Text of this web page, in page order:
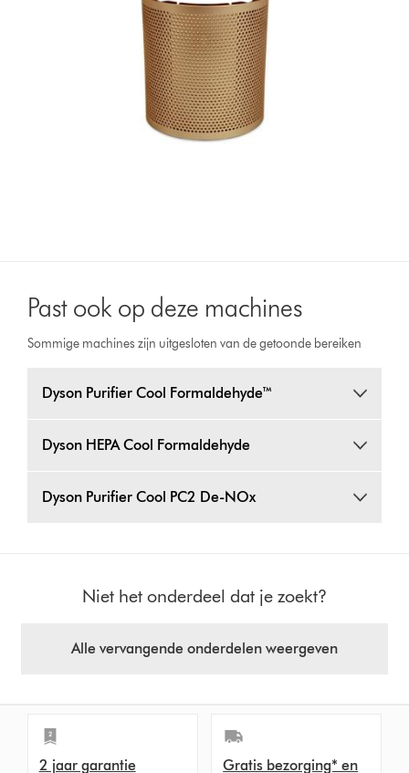
Past ook op deze machines
Sommige machines zijn uitgesloten van de getoonde bereiken
Dyson Purifier Cool Formaldehyde™
Dyson HEPA Cool Formaldehyde
Dyson Purifier Cool PC2 De-NOx
Niet het onderdeel dat je zoekt?
Alle vervangende onderdelen weergeven
2 jaar garantie
Gratis bezorging* en